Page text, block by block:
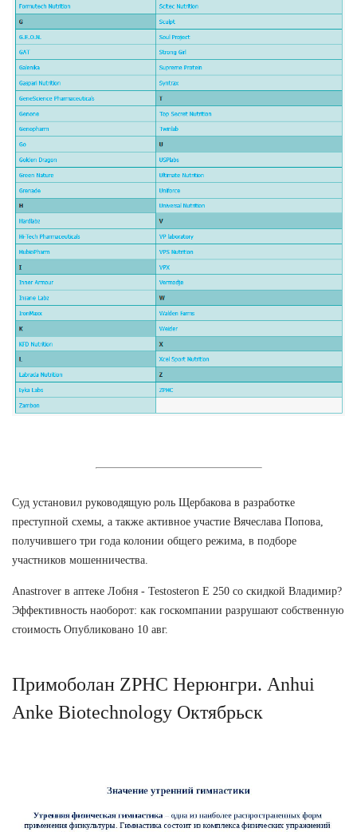
Суд установил руководящую роль Щербакова в разработке
преступной схемы, а также активное участие Вячеслава Попова,
получившего три года колонии общего режима, в подборе
участников мошенничества.
Anastrover в аптеке Лобня - Testosteron E 250 со скидкой Владимир?
Эффективность наоборот: как госкомпании разрушают собственную
стоимость Опубликовано 10 авг.
Примоболан ZPHC Нерюнгри. Anhui
Anke Biotechnology Октябрьск